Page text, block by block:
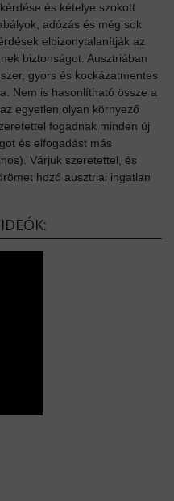
és kételye szokott
adózás és még sok
elbizonytalanítják az
biztonságot. Ausztriában
gyors és kockázatmentes
Nem is hasonlítható össze a
egyetlen olyan környező
fogadnak minden új
és elfogadást más
Várjuk szeretettel, és
hozó ausztriai ingatlan